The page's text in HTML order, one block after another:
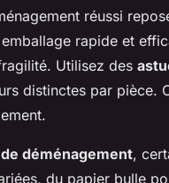
réussi
rapide et
Utilisez des
distinctes par pièce.
déménagement,
du papier bulle